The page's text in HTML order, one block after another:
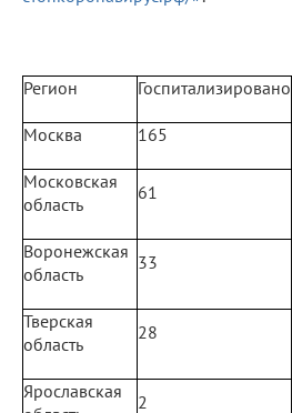
Регион Госпитализировано
Москва 165
Московская
область
61
Воронежская
область
33
Тверская
область
28
Ярославская
2